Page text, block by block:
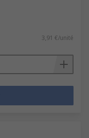
3,91 €/unité